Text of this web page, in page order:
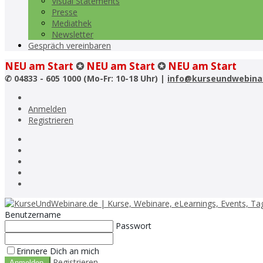
Presse
Mediathek
Newsletter
Gespräch vereinbaren
NEU am Start ✪ NEU am Start ✪ NEU am Start
✆ 04833 - 605 1000 (Mo-Fr: 10-18 Uhr) |
Anmelden
Registrieren
Benutzername
Passwort
Erinnere Dich an mich